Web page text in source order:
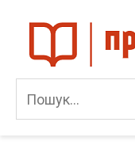
content